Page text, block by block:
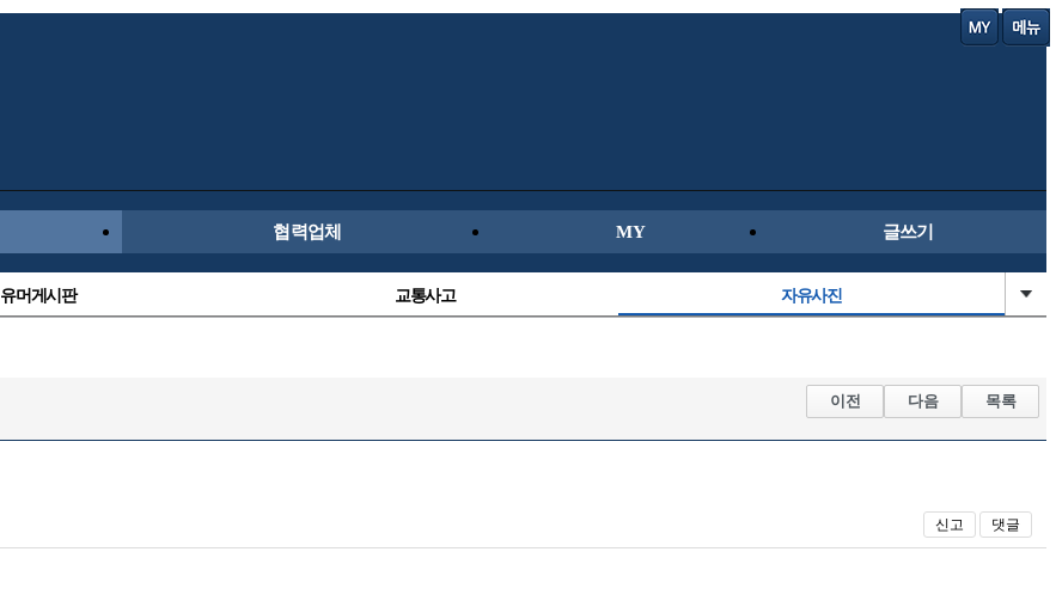
협력업체 MY 글쓰기
유머게시판 교통사고 자유사진
군사/무기
이전 다음 목록
신고 댓글